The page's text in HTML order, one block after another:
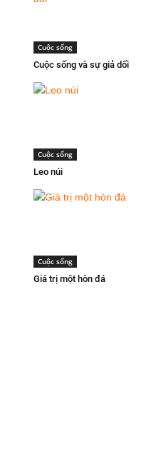
Cuộc sống
Cuộc sống và sự giả dối
Cuộc sống
Leo núi
Cuộc sống
Giá trị một hòn đá